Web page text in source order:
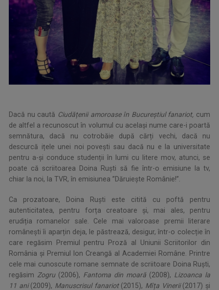
Dacă nu caută Ciudățenii amoroase în Bucureștiul fanariot, cum
de altfel a recunoscut în volumul cu același nume care-i poartă
semnătura, dacă nu cotrobăie după cărți vechi, dacă nu
descurcă ițele unei noi povești sau dacă nu e la universitate
pentru a-și conduce studenții în lumi cu litere mov, atunci, se
poate că scriitoarea Doina Ruști să fie într-o emisiune la tv,
chiar la noi, la TVR, în emisiunea ”Dăruiește Românie!”.
Ca prozatoare, Doina Ruști este citită cu poftă pentru
autenticitatea, pentru forța creatoare și, mai ales, pentru
erudiția romanelor sale. Cele mai valoroase premii literare
românești îi aparțin deja, le păstrează, desigur, într-o colecție în
care regăsim Premiul pentru Proză al Uniunii Scriitorilor din
România și Premiul Ion Creangă al Academiei Române. Printre
cele mai cunoscute romane semnate de scriitoare Doina Ruști,
regăsim Zogru(2006), Fantoma din moară (2008), Lizoanca la
11 ani(2009), Manuscrisul fanariot(2015), Mîța Vinerii(2017) și